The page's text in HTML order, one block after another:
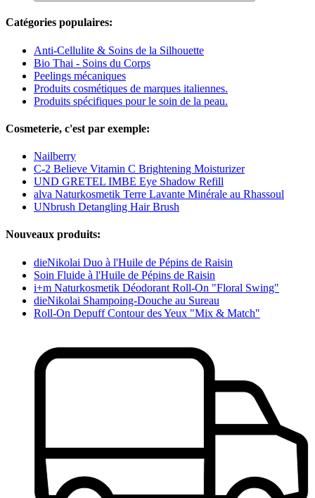
Catégories populaires:
Anti-Cellulite & Soins de la Silhouette
Bio Thai - Soins du Corps
Peelings mécaniques
Produits cosmétiques de marques italiennes.
Produits spécifiques pour le soin de la peau.
Cosmeterie, c'est par exemple:
Nailberry
C-2 Believe Vitamin C Brightening Moisturizer
UND GRETEL IMBE Eye Shadow Refill
alva Naturkosmetik Terre Lavante Minérale au Rhassoul
UNbrush Detangling Hair Brush
Nouveaux produits:
dieNikolai Duo à l'Huile de Pépins de Raisin
Soin Fluide à l'Huile de Pépins de Raisin
i+m Naturkosmetik Déodorant Roll-On "Floral Swing"
dieNikolai Shampoing-Douche au Sureau
Roll-On Depuff Contour des Yeux "Mix & Match"